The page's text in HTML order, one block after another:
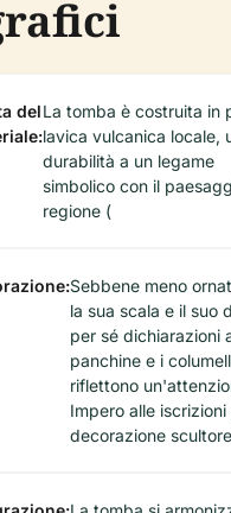
delLa tomba è costruita in
lavica vulcanica locale,
durabilità a un legame
simbolico con il
regione (
Sebbene meno
la sua scala e il suo
per sé dichiarazioni
panchine e i
riflettono
Impero alle
decorazione